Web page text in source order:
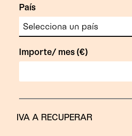
País
Importe/ mes (€)
IVA A RECUPERAR